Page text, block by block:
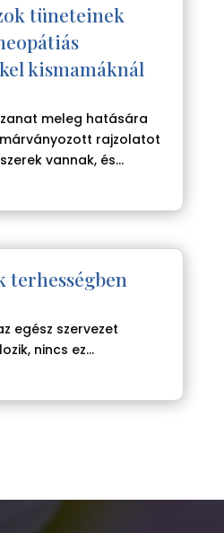
tüneteinek
kismamáknál
meleg hatására
rajzolatot
vannak, és...
terhességben
egész szervezet
nincs ez...